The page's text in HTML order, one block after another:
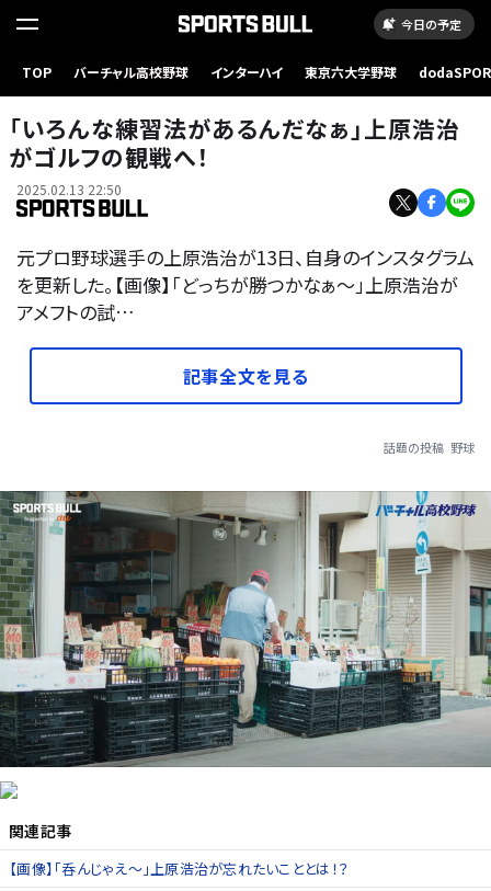
今日の予定
TOP バーチャル高校野球 インターハイ 東京六大学野球
「いろんな練習法があるんだなぁ」上原浩治
がゴルフの観戦へ！
2025.02.13 22:50
元プロ野球選手の上原浩治が13日、自身のインスタグラム
を更新した。【画像】「どっちが勝つかなぁ〜」上原浩治が
アメフトの試…
記事全文を見る
話題の投稿 野球
関連記事
【画像】「呑んじゃえ〜」上原浩治が忘れたいこととは！？